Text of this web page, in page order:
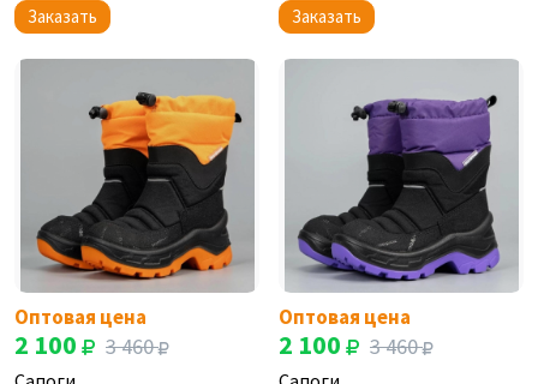
Заказать Заказать
Оптовая цена
2 100 3 460
Оптовая цена
2 100 3 460